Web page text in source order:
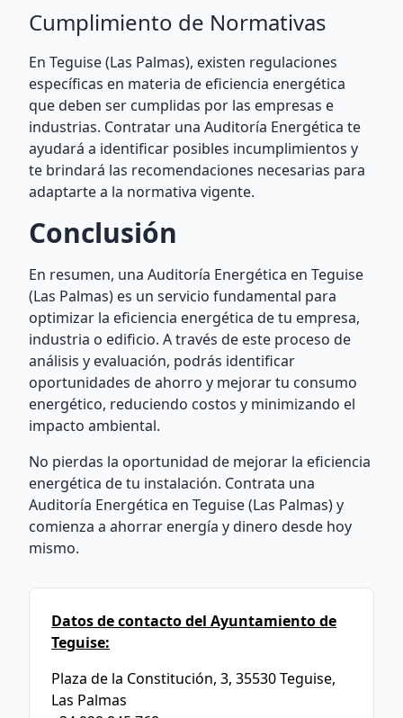
Cumplimiento de Normativas
En Teguise (Las Palmas), existen regulaciones
específicas en materia de eficiencia energética
que deben ser cumplidas por las empresas e
industrias. Contratar una Auditoría Energética te
ayudará a identificar posibles incumplimientos y
te brindará las recomendaciones necesarias para
adaptarte a la normativa vigente.
Conclusión
En resumen, una Auditoría Energética en Teguise
(Las Palmas) es un servicio fundamental para
optimizar la eficiencia energética de tu empresa,
industria o edificio. A través de este proceso de
análisis y evaluación, podrás identificar
oportunidades de ahorro y mejorar tu consumo
energético, reduciendo costos y minimizando el
impacto ambiental.
No pierdas la oportunidad de mejorar la eficiencia
energética de tu instalación. Contrata una
Auditoría Energética en Teguise (Las Palmas) y
comienza a ahorrar energía y dinero desde hoy
mismo.
Datos de contacto del Ayuntamiento de
Teguise:
Plaza de la Constitución, 3, 35530 Teguise,
Las Palmas